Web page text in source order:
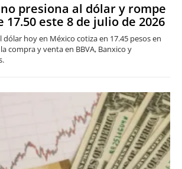
presiona al dólar y rompe
este 8 de julio de 2026
dólar hoy en México cotiza en 17.45 pesos en
compra y venta en BBVA, Banxico y